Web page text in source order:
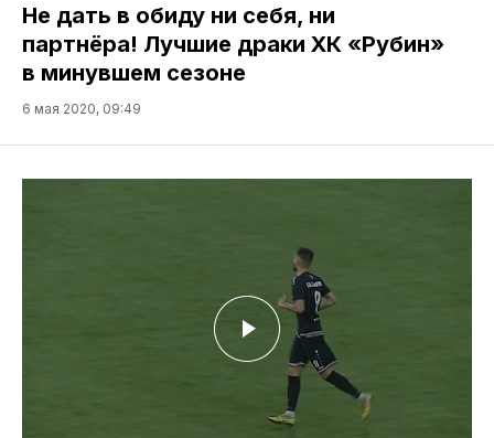
Не дать в обиду ни себя, ни
партнёра! Лучшие драки ХК «Рубин»
в минувшем сезоне
6 мая 2020, 09:49